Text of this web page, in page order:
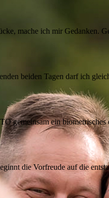
mache ich mir Gedanken.
beiden Tagen darf ich
gemeinsam ein biometrisches
die Vorfreude auf die